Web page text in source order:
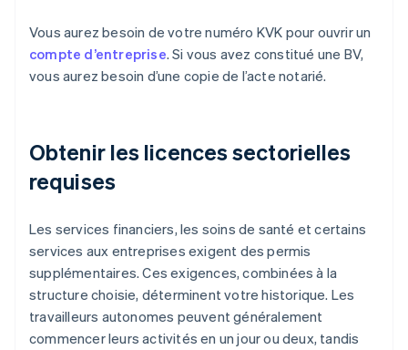
Vous aurez besoin de votre numéro KVK pour ouvrir un
compte d’entreprise. Si vous avez constitué une BV,
vous aurez besoin d’une copie de l’acte notarié.
Obtenir les licences sectorielles
requises
Les services financiers, les soins de santé et certains
services aux entreprises exigent des permis
supplémentaires. Ces exigences, combinées à la
structure choisie, déterminent votre historique. Les
travailleurs autonomes peuvent généralement
commencer leurs activités en un jour ou deux, tandis